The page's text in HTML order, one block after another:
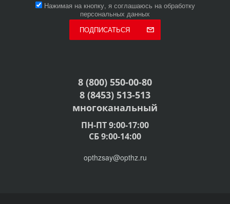
Нажимая на кнопку, я соглашаюсь на обработку
персональных данных
ПОДПИСАТЬСЯ
8 (800) 550-00-80
8 (8453) 513-513
многоканальный
ПН-ПТ 9:00-17:00
СБ 9:00-14:00
opthzsay@opthz.ru